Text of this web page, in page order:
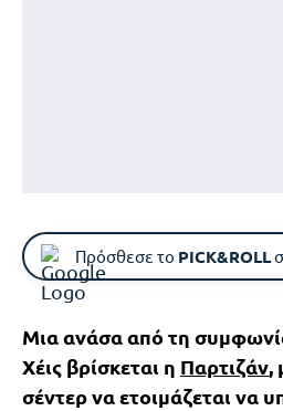
Πρόσθεσε το PICK&ROLL
Μια ανάσα από τη
Χέις βρίσκεται η Παρτιζάν,
σέντερ να ετοιμάζεται να